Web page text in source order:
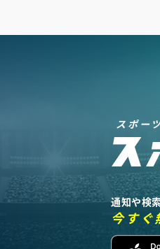
スポー
通知や検
今すぐ